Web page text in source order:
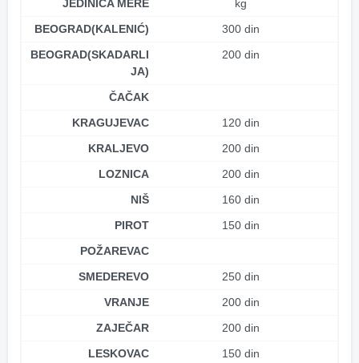
JEDINICA MERE
kg
BEOGRAD(KALENIĆ)
300 din
BEOGRAD(SKADARLI
JA)
200 din
ČAČAK
KRAGUJEVAC
120 din
KRALJEVO
200 din
LOZNICA
200 din
NIŠ
160 din
PIROT
150 din
POŽAREVAC
SMEDEREVO
250 din
VRANJE
200 din
ZAJEČAR
200 din
LESKOVAC
150 din